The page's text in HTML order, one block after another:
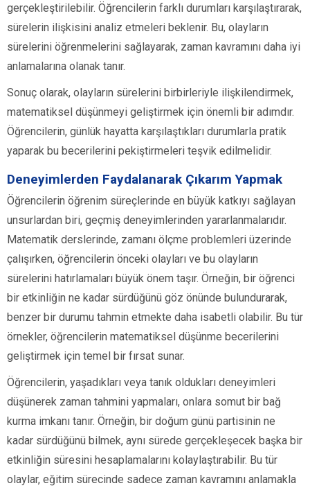
gerçekleştirilebilir. Öğrencilerin farklı durumları karşılaştırarak,
sürelerin ilişkisini analiz etmeleri beklenir. Bu, olayların
sürelerini öğrenmelerini sağlayarak, zaman kavramını daha iyi
anlamalarına olanak tanır.
Sonuç olarak, olayların sürelerini birbirleriyle ilişkilendirmek,
matematiksel düşünmeyi geliştirmek için önemli bir adımdır.
Öğrencilerin, günlük hayatta karşılaştıkları durumlarla pratik
yaparak bu becerilerini pekiştirmeleri teşvik edilmelidir.
Deneyimlerden Faydalanarak Çıkarım Yapmak
Öğrencilerin öğrenim süreçlerinde en büyük katkıyı sağlayan
unsurlardan biri, geçmiş deneyimlerinden yararlanmalarıdır.
Matematik derslerinde, zamanı ölçme problemleri üzerinde
çalışırken, öğrencilerin önceki olayları ve bu olayların
sürelerini hatırlamaları büyük önem taşır. Örneğin, bir öğrenci
bir etkinliğin ne kadar sürdüğünü göz önünde bulundurarak,
benzer bir durumu tahmin etmekte daha isabetli olabilir. Bu tür
örnekler, öğrencilerin matematiksel düşünme becerilerini
geliştirmek için temel bir fırsat sunar.
Öğrencilerin, yaşadıkları veya tanık oldukları deneyimleri
düşünerek zaman tahmini yapmaları, onlara somut bir bağ
kurma imkanı tanır. Örneğin, bir doğum günü partisinin ne
kadar sürdüğünü bilmek, aynı sürede gerçekleşecek başka bir
etkinliğin süresini hesaplamalarını kolaylaştırabilir. Bu tür
olaylar, eğitim sürecinde sadece zaman kavramını anlamakla